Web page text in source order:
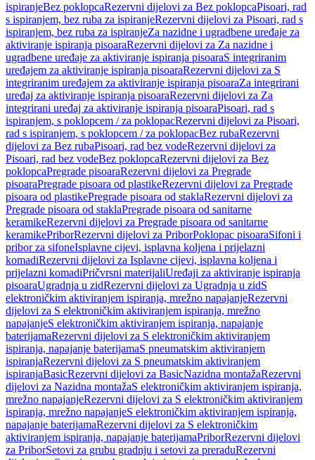
ispiranjeBez poklopcaRezervni dijelovi za Bez poklopcaPisoari, rad
s ispiranjem, bez ruba za ispiranjeRezervni dijelovi za Pisoari, rad s
ispiranjem, bez ruba za ispiranjeZa nazidne i ugradbene uređaje za
aktiviranje ispiranja pisoaraRezervni dijelovi za Za nazidne i
ugradbene uređaje za aktiviranje ispiranja pisoaraS integriranim
uređajem za aktiviranje ispiranja pisoaraRezervni dijelovi za S
integriranim uređajem za aktiviranje ispiranja pisoaraZa integrirani
uređaj za aktiviranje ispiranja pisoaraRezervni dijelovi za Za
integrirani uređaj za aktiviranje ispiranja pisoaraPisoari, rad s
ispiranjem, s poklopcem / za poklopacRezervni dijelovi za Pisoari,
rad s ispiranjem, s poklopcem / za poklopacBez rubaRezervni
dijelovi za Bez rubaPisoari, rad bez vodeRezervni dijelovi za
Pisoari, rad bez vodeBez poklopcaRezervni dijelovi za Bez
poklopcaPregrade pisoaraRezervni dijelovi za Pregrade
pisoaraPregrade pisoara od plastikeRezervni dijelovi za Pregrade
pisoara od plastikePregrade pisoara od staklaRezervni dijelovi za
Pregrade pisoara od staklaPregrade pisoara od sanitarne
keramikeRezervni dijelovi za Pregrade pisoara od sanitarne
keramikePriborRezervni dijelovi za PriborPoklopac pisoaraSifoni i
pribor za sifoneIsplavne cijevi, isplavna koljena i prijelazni
komadiRezervni dijelovi za Isplavne cijevi, isplavna koljena i
prijelazni komadiPričvrsni materijaliUređaji za aktiviranje ispiranja
pisoaraUgradnja u zidRezervni dijelovi za Ugradnja u zidS
elektroničkim aktiviranjem ispiranja, mrežno napajanjeRezervni
dijelovi za S elektroničkim aktiviranjem ispiranja, mrežno
napajanjeS elektroničkim aktiviranjem ispiranja, napajanje
baterijamaRezervni dijelovi za S elektroničkim aktiviranjem
ispiranja, napajanje baterijamaS pneumatskim aktiviranjem
ispiranjaRezervni dijelovi za S pneumatskim aktiviranjem
ispiranjaBasicRezervni dijelovi za BasicNazidna montažaRezervni
dijelovi za Nazidna montažaS elektroničkim aktiviranjem ispiranja,
mrežno napajanjeRezervni dijelovi za S elektroničkim aktiviranjem
ispiranja, mrežno napajanjeS elektroničkim aktiviranjem ispiranja,
napajanje baterijamaRezervni dijelovi za S elektroničkim
aktiviranjem ispiranja, napajanje baterijamaPriborRezervni dijelovi
za PriborSetovi za grubu gradnju i setovi za preraduRezervni